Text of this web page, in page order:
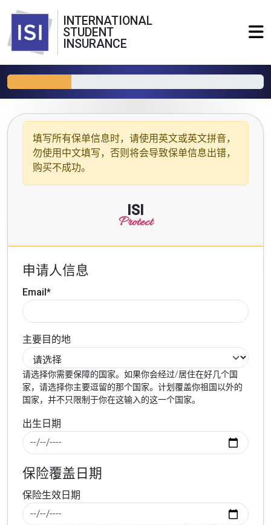
INTERNATIONAL
STUDENT
INSURANCE
填写所有保单信息时，请使用 英文或英文拼音，
勿使用中文填写，否则将会导致保单信息出错，
购买不成功。
ISI
Protect
申请人信息
Email*
主要目的地
请选择你需要保障的国家。如果你会经过/居住在好几个国
家，请选择你主要逗留的那个国家。计划覆盖你祖国以外的
国家，并不只限制于你在这输入的这一个国家。
出生日期
保险覆盖日期
保险生效日期